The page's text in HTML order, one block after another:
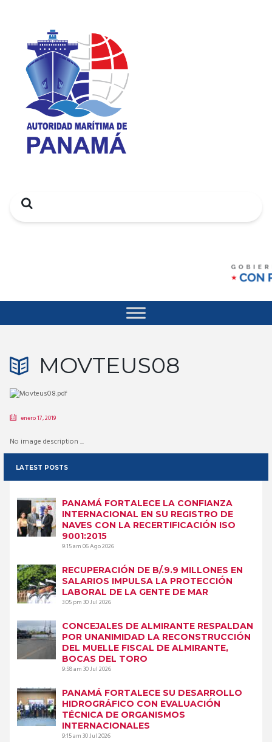
Search
MOVTEUS08
enero 17, 2019
No image description ...
LATEST POSTS
PANAMÁ FORTALECE LA CONFIANZA
INTERNACIONAL EN SU REGISTRO DE
NAVES CON LA RECERTIFICACIÓN ISO
9001:2015
9:15 am06 Ago 2026
RECUPERACIÓN DE B/.9.9 MILLONES EN
SALARIOS IMPULSA LA PROTECCIÓN
LABORAL DE LA GENTE DE MAR
3:05 pm30 Jul 2026
CONCEJALES DE ALMIRANTE RESPALDAN
POR UNANIMIDAD LA RECONSTRUCCIÓN
DEL MUELLE FISCAL DE ALMIRANTE,
BOCAS DEL TORO
9:58 am30 Jul 2026
PANAMÁ FORTALECE SU DESARROLLO
HIDROGRÁFICO CON EVALUACIÓN
TÉCNICA DE ORGANISMOS
INTERNACIONALES
9:15 am30 Jul 2026